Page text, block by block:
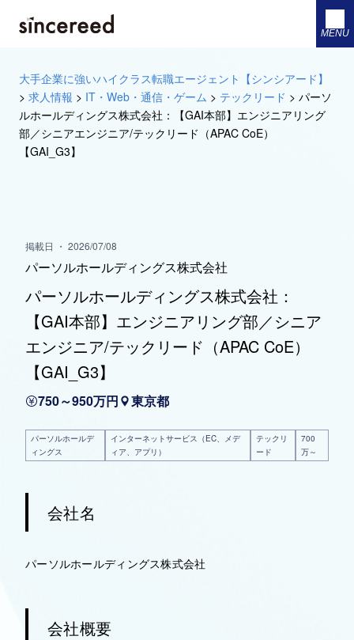
MENU
大手企業に強いハイクラス転職エージェント【シンシアード】
> 求人情報 > IT・Web・通信・ゲーム > テックリード > パーソ
ルホールディングス株式会社：【GAI本部】エンジニアリング
部／シニアエンジニア/テックリード（APAC CoE）
【GAI_G3】
掲載日 ・ 2026/07/08
パーソルホールディングス株式会社
パーソルホールディングス株式会社：
【GAI本部】エンジニアリング部／シニア
エンジニア/テックリード（APAC CoE）
【GAI_G3】
750～950万円 東京都
パーソルホールデ
ィングス
インターネットサービス（EC、メデ
ィア、アプリ）
テックリ
ード
700
万～
会社名
パーソルホールディングス株式会社
会社概要